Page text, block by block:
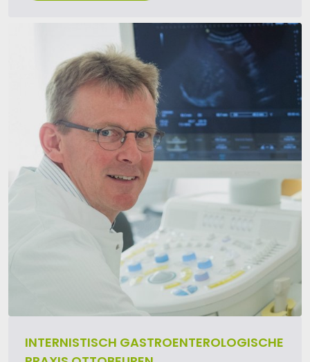
INTERNISTISCH GASTROENTEROLOGISCHE